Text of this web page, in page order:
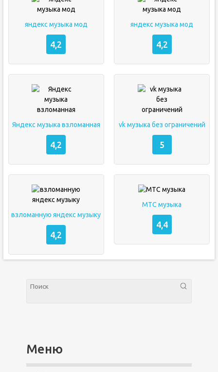
яндекс музыка мод
4,2
яндекс музыка мод
4,2
Яндекс музыка взломанная
4,2
vk музыка без ограничений
5
взломанную яндекс музыку
4,2
МТС музыка
4,4
Меню